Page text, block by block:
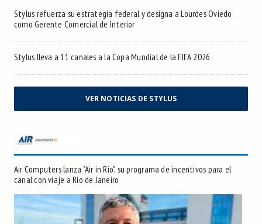
Stylus refuerza su estrategia federal y designa a Lourdes Oviedo
como Gerente Comercial de Interior
Stylus lleva a 11 canales a la Copa Mundial de la FIFA 2026
VER NOTICIAS DE STYLUS
Air Computers lanza "Air in Rio", su programa de incentivos para el
canal con viaje a Río de Janeiro